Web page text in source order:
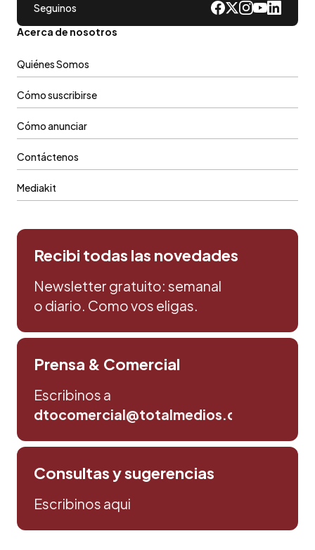
Seguinos
Acerca de nosotros
Quiénes Somos
Cómo suscribirse
Cómo anunciar
Contáctenos
Mediakit
Recibi todas las novedades
Newsletter gratuito: semanal
o diario. Como vos eligas.
Prensa & Comercial
Escribinos a
dtocomercial@totalmedios.com
Consultas y sugerencias
Escribinos aqui